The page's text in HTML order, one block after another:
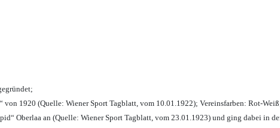
von 1920 (Quelle: Wiener Sport Tagblatt, vom 10.01.1922); Vereinsfarben: Rot-
Oberlaa an (Quelle: Wiener Sport Tagblatt, vom 23.01.1923) und ging dabei in